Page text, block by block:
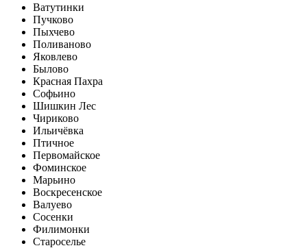
Ватутинки
Пучково
Пыхчево
Поливаново
Яковлево
Былово
Красная Пахра
Софьино
Шишкин Лес
Чириково
Ильичёвка
Птичное
Первомайское
Фоминское
Марьино
Воскресенское
Валуево
Сосенки
Филимонки
Староселье